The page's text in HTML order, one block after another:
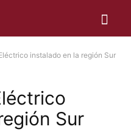
instalado en la región Sur
Sur